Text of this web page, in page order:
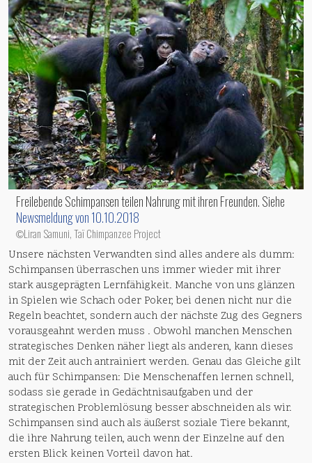
Freilebende Schimpansen teilen Nahrung mit ihren Freunden. Siehe
Newsmeldung von 10.10.2018
©Liran Samuni, Taï Chimpanzee Project
Unsere nächsten Verwandten sind alles andere als dumm:
Schimpansen überraschen uns immer wieder mit ihrer
stark ausgeprägten Lernfähigkeit. Manche von uns glänzen
in Spielen wie Schach oder Poker, bei denen nicht nur die
Regeln beachtet, sondern auch der nächste Zug des Gegners
vorausgeahnt werden muss . Obwohl manchen Menschen
strategisches Denken näher liegt als anderen, kann dieses
mit der Zeit auch antrainiert werden. Genau das Gleiche gilt
auch für Schimpansen: Die Menschenaffen lernen schnell,
sodass sie gerade in Gedächtnisaufgaben und der
strategischen Problemlösung besser abschneiden als wir.
Schimpansen sind auch als äußerst soziale Tiere bekannt,
die ihre Nahrung teilen, auch wenn der Einzelne auf den
ersten Blick keinen Vorteil davon hat.